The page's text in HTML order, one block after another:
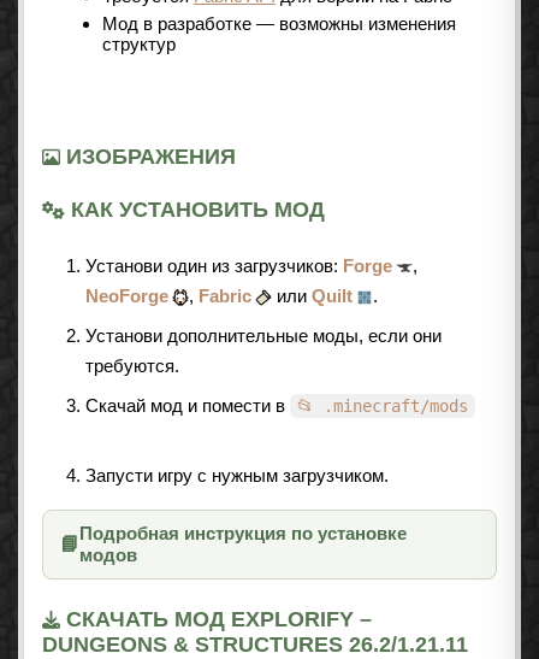
Мод в разработке — возможны изменения
структур
ИЗОБРАЖЕНИЯ
КАК УСТАНОВИТЬ МОД
Установи один из загрузчиков: Forge
,
NeoForge
, Fabric или Quilt
.
Установи дополнительные моды, если они
требуются.
Скачай мод и помести в
📂 .minecraft/mods
Запусти игру с нужным загрузчиком.
📘
Подробная инструкция по установке
модов
СКАЧАТЬ МОД EXPLORIFY –
DUNGEONS & STRUCTURES 26.2/1.21.11